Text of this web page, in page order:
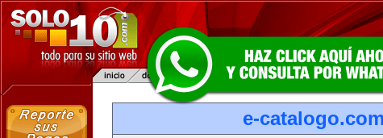
e-catalogo.com